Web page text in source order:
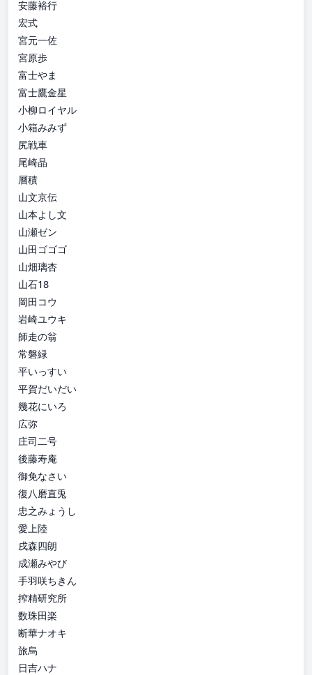
安藤裕行
宏式
宮元一佐
宮原歩
富士やま
富士鷹金星
小柳ロイヤル
小箱みみず
尻戦車
尾崎晶
層積
山文京伝
山本よし文
山瀬ゼン
山田ゴゴゴ
山畑璃杏
山石18
岡田コウ
岩崎ユウキ
師走の翁
常磐緑
平いっすい
平賀だいだい
幾花にいろ
広弥
庄司二号
後藤寿庵
御免なさい
復八磨直兎
忠之みょうし
愛上陸
戌森四朗
成瀬みやび
手羽咲ちきん
搾精研究所
数珠田楽
断華ナオキ
旅烏
日吉ハナ